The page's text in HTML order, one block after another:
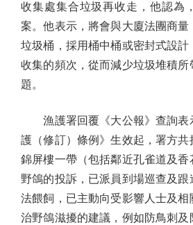
收集處集合垃圾再收走，他認為
案。他表示，將會與大廈法團商量
垃圾桶，採用桶中桶或密封式設計
收集的頻次，從而減少垃圾堆積所
題。
漁護署回覆《大公報》查詢表
護（修訂）條例》生效起，署方
錦屏樓一帶（包括鄰近孔雀道及香
野鴿的投訴，已派員到場巡查及
法餵飼，已主動向受影響人士及
治野鴿滋擾的建議，例如防鳥刺及